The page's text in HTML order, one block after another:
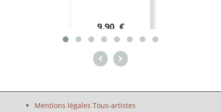
9.90 €
Mentions légales Tous-artistes